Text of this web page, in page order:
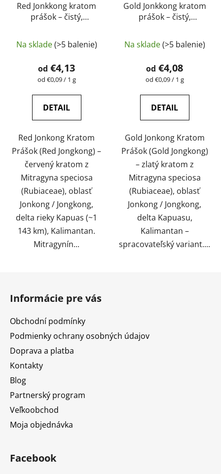
Red Jonkkong kratom
prášok – čistý,
testovaný |
GreenGuru
Na sklade(>5 balenie)
od €4,13
Jednotková
od €0,09 / 1 g
DETAIL
Red Jonkong Kratom
Prášok (Red Jongkong) –
červený kratom z
Mitragyna speciosa
(Rubiaceae), oblasť
Jonkong / Jongkong,
delta rieky Kapuas (~1
143 km), Kalimantan.
Mitragynín...
Gold Jonkkong kratom
prášok – čistý,
testovaný |
GreenGuru
Na sklade(>5 balenie)
od €4,08
Jednotková
od €0,09 / 1 g
DETAIL
Gold Jonkong Kratom
Prášok (Gold Jongkong)
– zlatý kratom z
Mitragyna speciosa
(Rubiaceae), oblasť
Jonkong / Jongkong,
delta Kapuasu,
Kalimantan –
spracovateľský variant....
Informácie pre vás
Obchodní podmínky
Podmienky ochrany osobných údajov
Doprava a platba
Kontakty
Blog
Partnerský program
Veľkoobchod
Moja objednávka
Facebook